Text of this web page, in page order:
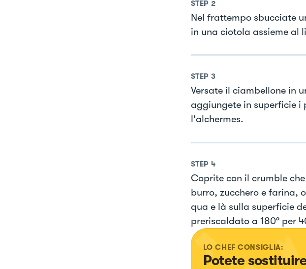
STEP 2
Nel frattempo sbucciate
in una ciotola assieme al
STEP 3
Versate il ciambellone in
aggiungete in superficie i
l'alchermes.
STEP 4
Coprite con il crumble
burro, zucchero e farina,
qua e là sulla superficie
preriscaldato a 180° per
LO CHEF CONSIGLIA:
Potete